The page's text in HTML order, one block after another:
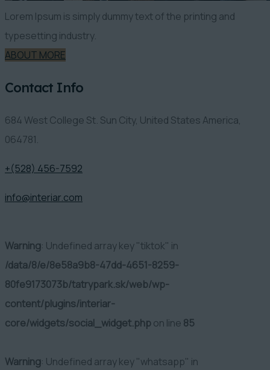
Lorem Ipsum is simply dummy text of the printing and
typesetting industry.
ABOUT MORE
Contact Info
684 West College St. Sun City, United States America,
064781.
+(528) 456-7592
info@interiar.com
Warning: Undefined array key "tiktok" in
/data/8/e/8e58a9b8-47dd-4651-8259-
80fe9173073b/tatrypark.sk/web/wp-
content/plugins/interiar-
core/widgets/social_widget.php on line 85
Warning: Undefined array key "whatsapp" in